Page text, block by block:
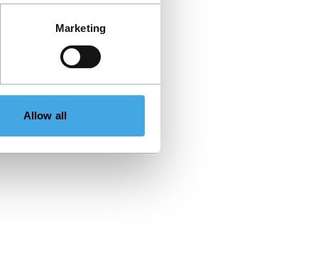
Marketing
Allow all